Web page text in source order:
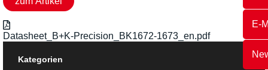
E-
Datasheet_B+K-Precision_BK1672-1673_en.pdf
Kategorien